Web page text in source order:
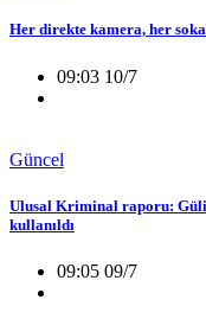
Her direkte kamera, her
09:03 10/7
Güncel
Ulusal Kriminal raporu:
kullanıldı
09:05 09/7